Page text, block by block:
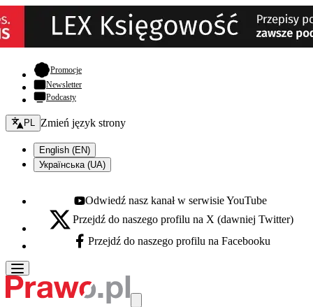
Promocje- otwiera się w nowej karcie
Newsletter
Podcasty
Zmień język - bieżący:
PL Zmień język strony
English (EN)
Українська (UA)
Youtube - otwiera się w nowej karcie
Odwiedź nasz kanał w serwisie YouTube
X - otwiera się w nowej karcie
Przejdź do naszego profilu na X (dawniej Twitter)
Facebook - otwiera się w nowej karcie
Przejdź do naszego profilu na Facebooku